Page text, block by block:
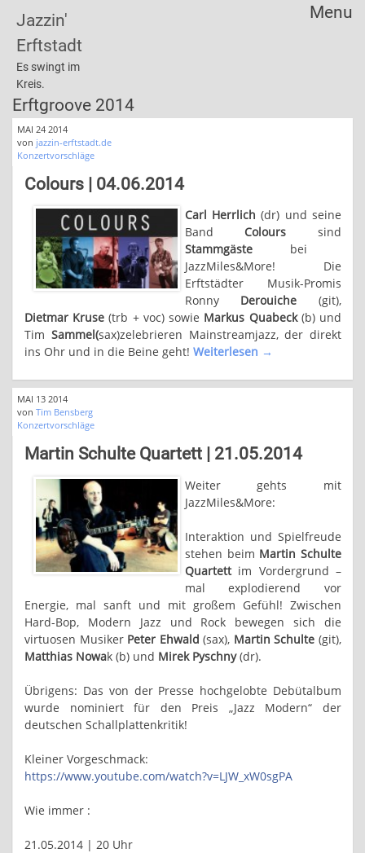
Jazzin'
Erftstadt
Es swingt im
Kreis.
Menu
Erftgroove 2014
MAI 24 2014
von jazzin-erftstadt.de
Konzertvorschläge
Colours | 04.06.2014
Carl Herrlich (dr) und seine
Band Colours sind
Stammgästebei
JazzMiles&More! Die
Erftstädter Musik-Promis
Ronny Derouiche (git),
Dietmar Kruse (trb + voc) sowie Markus Quabeck(b) und
Tim Sammel(sax)zelebrieren Mainstreamjazz, der direkt
ins Ohr und in die Beine geht! Weiterlesen →
MAI 13 2014
von Tim Bensberg
Konzertvorschläge
Martin Schulte Quartett | 21.05.2014
Weiter gehts mit
JazzMiles&More:
Interaktion und Spielfreude
stehen beim Martin Schulte
Quartettim Vordergrund –
mal explodierend vor
Energie, mal sanft und mit großem Gefühl! Zwischen
Hard-Bop, Modern Jazz und Rock bewegen sich die
virtuosen Musiker Peter Ehwald (sax), Martin Schulte (git),
Matthias Nowak (b) und Mirek Pyschny(dr).
Übrigens: Das von der Presse hochgelobte Debütalbum
wurde nominiert für den Preis „Jazz Modern“ der
deutschen Schallplattenkritik!
Kleiner Vorgeschmack:
https://www.youtube.com/watch?v=LJW_xW0sgPA
Wie immer :
21.05.2014 | 20 Uhr